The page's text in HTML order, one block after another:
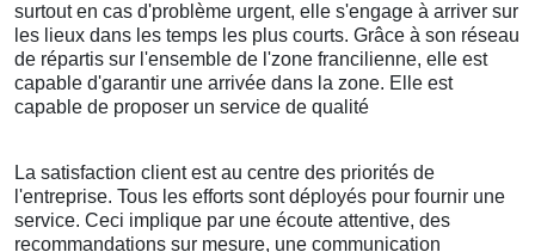
surtout en cas d'problème urgent, elle s'engage à arriver sur
les lieux dans les temps les plus courts. Grâce à son réseau
de répartis sur l'ensemble de l'zone francilienne, elle est
capable d'garantir une arrivée dans la zone. Elle est
capable de proposer un service de qualité
La satisfaction client est au centre des priorités de
l'entreprise. Tous les efforts sont déployés pour fournir une
service. Ceci implique par une écoute attentive, des
recommandations sur mesure, une communication